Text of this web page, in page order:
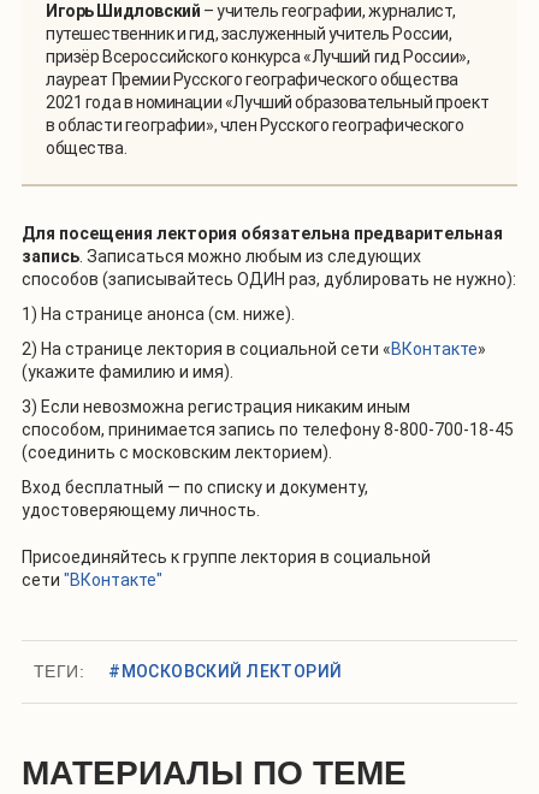
Игорь Шидловский – учитель географии, журналист,
путешественник и гид, заслуженный учитель России,
призёр Всероссийского конкурса «Лучший гид России»,
лауреат Премии Русского географического общества
2021 года в номинации «Лучший образовательный проект
в области географии», член Русского географического
общества.
Для посещения лектория обязательна предварительная
запись. Записаться можно любым из следующих
способов (записывайтесь ОДИН раз, дублировать не нужно):
1) На странице анонса (см. ниже).
2) На странице лектория в социальной сети «ВКонтакте»
(укажите фамилию и имя).
3) Если невозможна регистрация никаким иным
способом, принимается запись по телефону 8-800-700-18-45
(соединить с московским лекторием).
Вход бесплатный — по списку и документу,
удостоверяющему личность.
Присоединяйтесь к группе лектория в социальной
сети "ВКонтакте"
ТЕГИ: #МОСКОВСКИЙ ЛЕКТОРИЙ
МАТЕРИАЛЫ ПО ТЕМЕ